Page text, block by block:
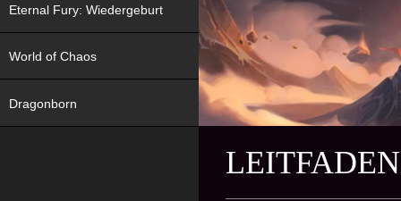
Eternal Fury: Wiedergeburt
World of Chaos
Dragonborn